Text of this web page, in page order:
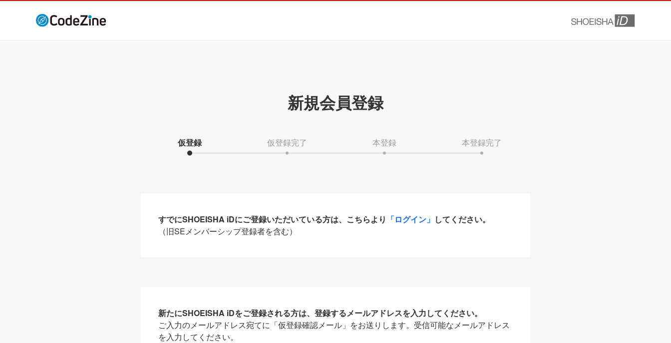
新規会員登録
仮登録 仮登録完了 本登録 本登録完了
すでにSHOEISHA iDにご登録いただいている方は、こちらより 「ログイン」 してください。
（旧SEメンバーシップ登録者を含む）
新たにSHOEISHA iDをご登録される方は、登録するメールアドレスを入力してください。
ご入力のメールアドレス宛てに「仮登録確認メール」をお送りします。受信可能なメールアドレス
を入力してください。